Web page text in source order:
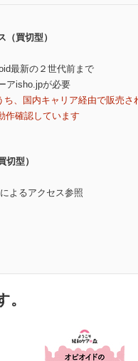
（買切型）
最新の２世代前まで
アisho.jpが必要
、国内キャリア経由で販売さ
作確認しています
切型）
よるアクセス参照